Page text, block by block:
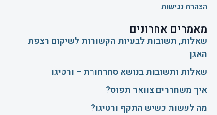
הצהרת נגישות
מאמרים אחרונים
שאלות, תשובות לבעיות הקשורות לשיקום רצפת
האגן
שאלות ותשובות בנושא סחרחורת – ורטיגו
איך משחררים צוואר תפוס?
​מה לעשות כשיש התקף ורטיגו?